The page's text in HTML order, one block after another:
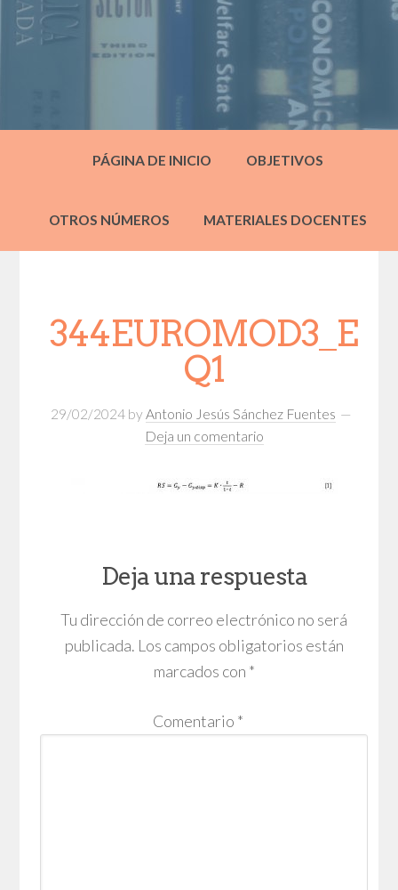
PÁGINA DE INICIO OBJETIVOS
OTROS NÚMEROS MATERIALES DOCENTES
344EUROMOD3_E
Q1
29/02/2024 by Antonio Jesús Sánchez Fuentes
Deja un comentario
Deja una respuesta
Tu dirección de correo electrónico no será
publicada. Los campos obligatorios están
marcados con *
Comentario *